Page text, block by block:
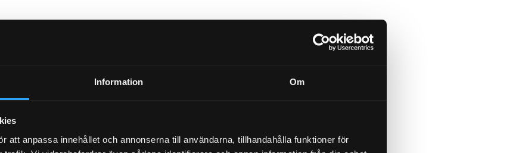
Information Om
att anpassa innehållet och annonserna till användarna, tillhandahålla funktioner för